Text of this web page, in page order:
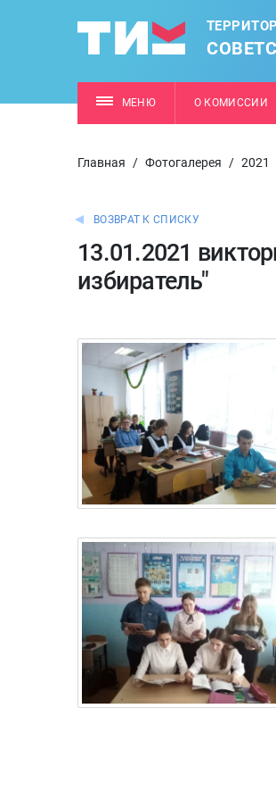
МЕНЮ О КОМИССИИ
Главная / Фотогалерея / 2021
ВОЗВРАТ К СПИСКУ
13.01.2021
избиратель"